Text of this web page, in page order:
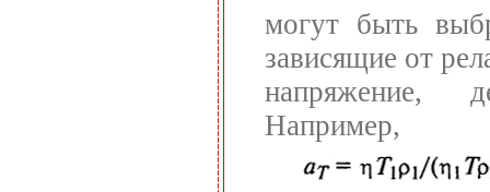
могут быть
зависящие от
напряжение,
Например,